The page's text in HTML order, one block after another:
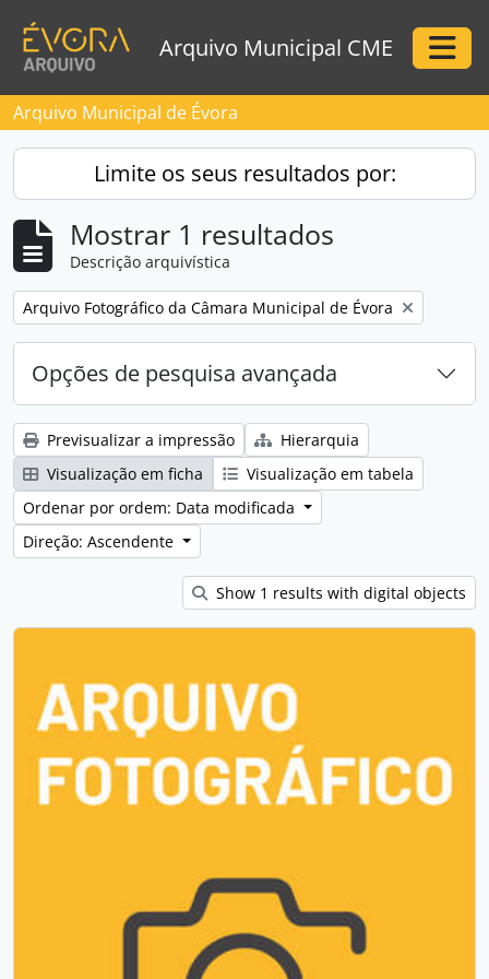
Arquivo Municipal CME
Arquivo Municipal de Évora
Limite os seus resultados por:
Mostrar 1 resultados
Descrição arquivística
Remove filter:
Arquivo Fotográfico da Câmara Municipal de Évora
Opções de pesquisa avançada
Previsualizar a impressão
Hierarquia
Visualização em ficha
Visualização em tabela
Ordenar por ordem: Data modificada
Direção: Ascendente
Show 1 results with digital objects